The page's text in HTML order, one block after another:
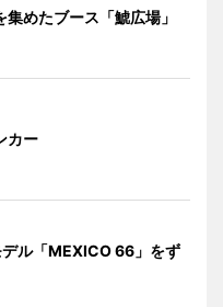
めたブース「鯱広場」
カー
ル「MEXICO 66」をず